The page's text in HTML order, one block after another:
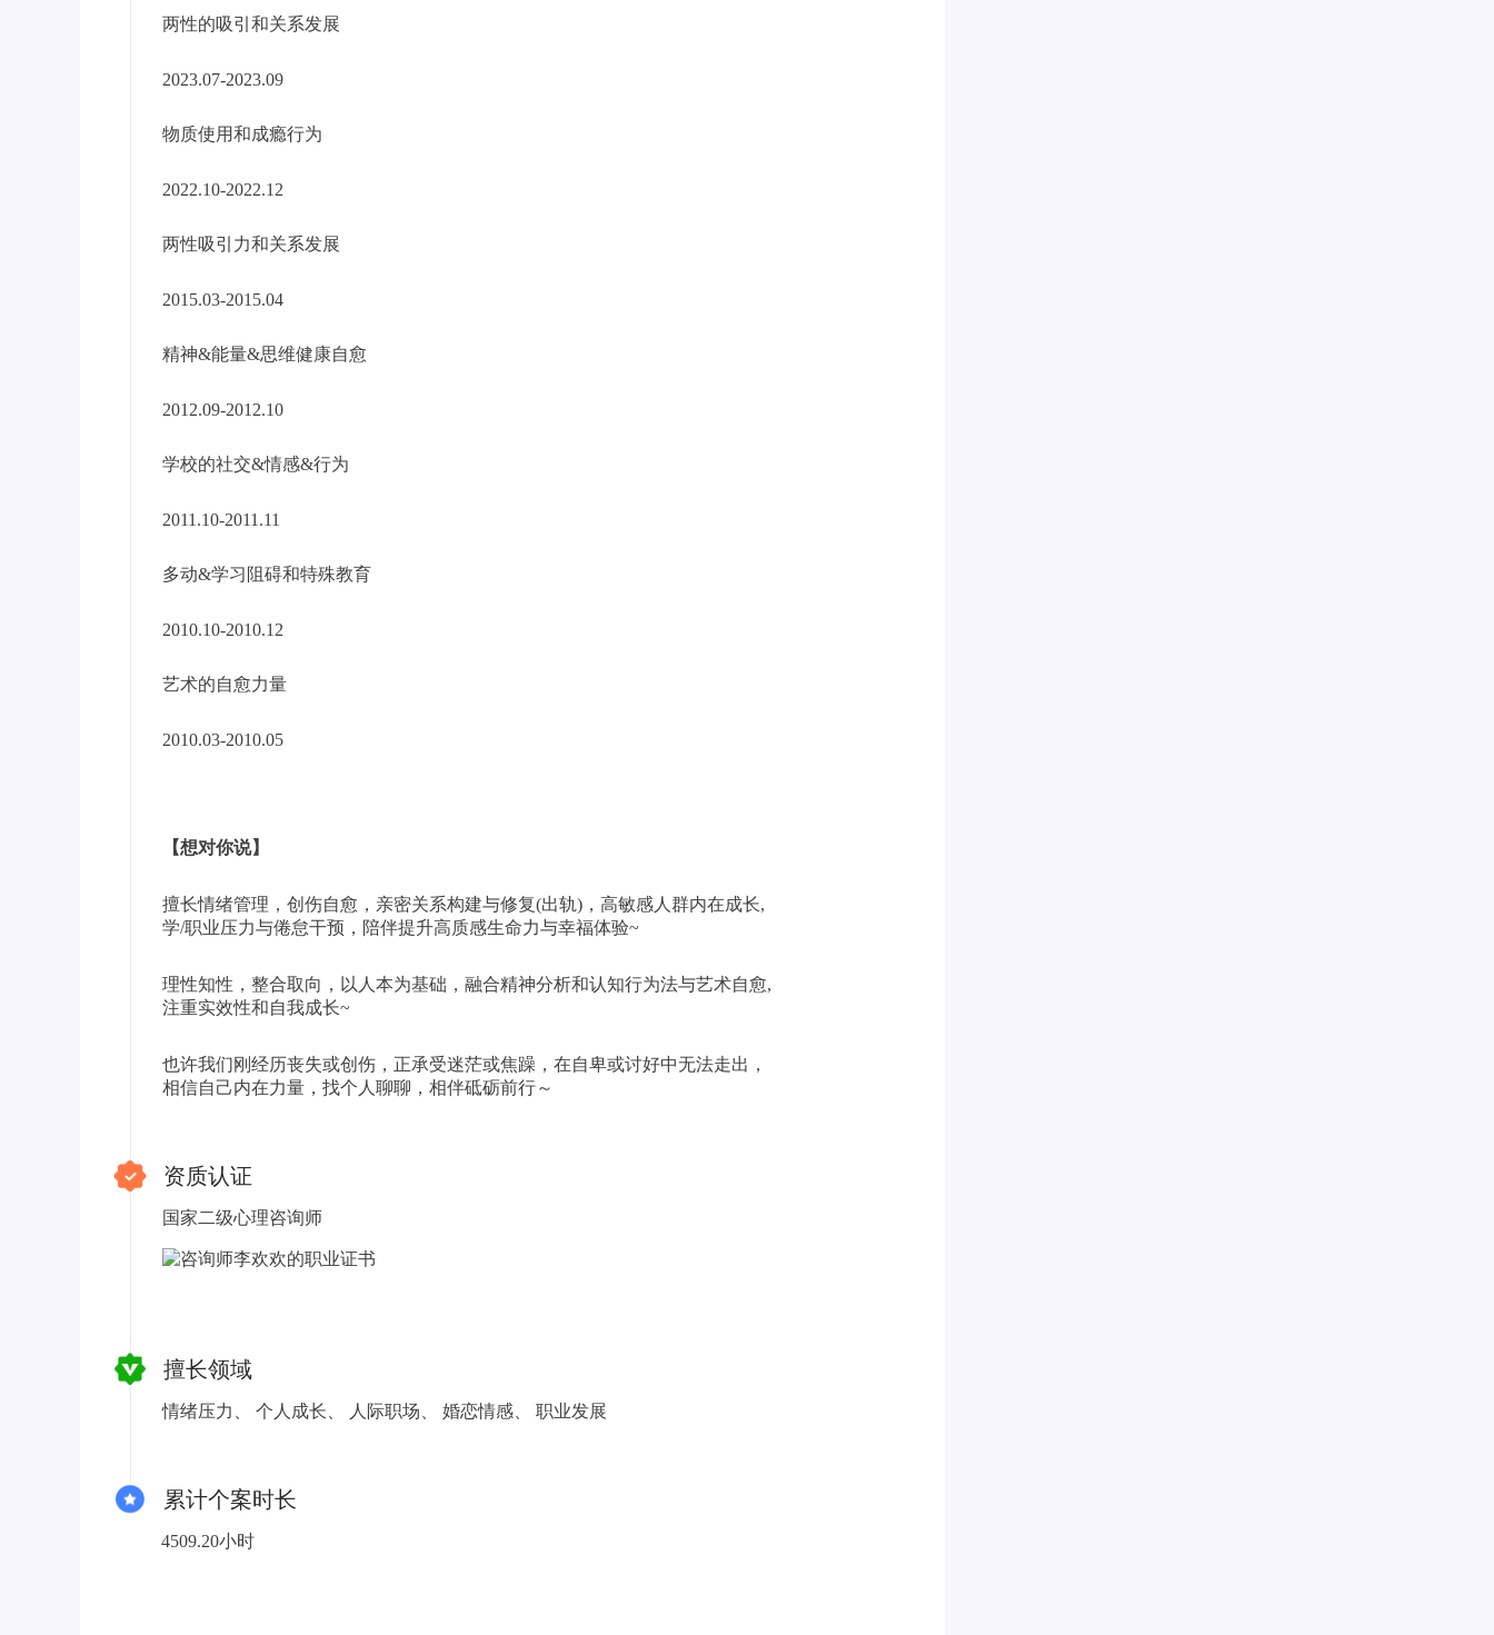
两性的吸引和关系发展
2023.07-2023.09
物质使用和成瘾行为
2022.10-2022.12
两性吸引力和关系发展
2015.03-2015.04
精神&能量&思维健康自愈
2012.09-2012.10
学校的社交&情感&行为
2011.10-2011.11
多动&学习阻碍和特殊教育
2010.10-2010.12
艺术的自愈力量
2010.03-2010.05
【想对你说】
擅长情绪管理，创伤自愈，亲密关系构建与修复(出轨)，高敏感人群内在成长,
学/职业压力与倦怠干预，陪伴提升高质感生命力与幸福体验~
理性知性，整合取向，以人本为基础，融合精神分析和认知行为法与艺术自愈,
注重实效性和自我成长~
也许我们刚经历丧失或创伤，正承受迷茫或焦躁，在自卑或讨好中无法走出，
相信自己内在力量，找个人聊聊，相伴砥砺前行～
资质认证
国家二级心理咨询师
擅长领域
情绪压力、 个人成长、 人际职场、 婚恋情感、 职业发展
累计个案时长
4509.20小时